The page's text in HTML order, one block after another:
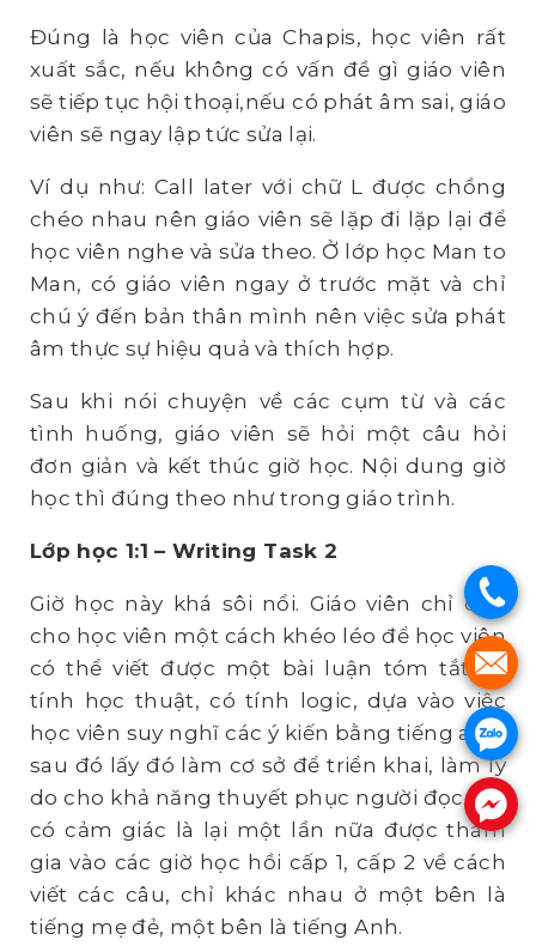
Đúng là học viên của Chapis, học viên rất
xuất sắc, nếu không có vấn đề gì giáo viên
sẽ tiếp tục hội thoại,nếu có phát âm sai, giáo
viên sẽ ngay lập tức sửa lại.
Ví dụ như: Call later với chữ L được chồng
chéo nhau nên giáo viên sẽ lặp đi lặp lại để
học viên nghe và sửa theo. Ở lớp học Man to
Man, có giáo viên ngay ở trước mặt và chỉ
chú ý đến bản thân mình nên việc sửa phát
âm thực sự hiệu quả và thích hợp.
Sau khi nói chuyện về các cụm từ và các
tình huống, giáo viên sẽ hỏi một câu hỏi
đơn giản và kết thúc giờ học. Nội dung giờ
học thì đúng theo như trong giáo trình.
Lớp học 1:1 – Writing Task 2
Giờ học này khá sôi nổi. Giáo viên chỉ dẫn
cho học viên một cách khéo léo để học viên
có thể viết được một bài luận tóm tắt có
tính học thuật, có tính logic, dựa vào việc
học viên suy nghĩ các ý kiến bằng tiếng anh,
sau đó lấy đó làm cơ sở để triển khai, làm lý
do cho khả năng thuyết phục người đọc. Tôi
có cảm giác là lại một lần nữa được tham
gia vào các giờ học hồi cấp 1, cấp 2 về cách
viết các câu, chỉ khác nhau ở một bên là
tiếng mẹ đẻ, một bên là tiếng Anh.
.
.
.
.